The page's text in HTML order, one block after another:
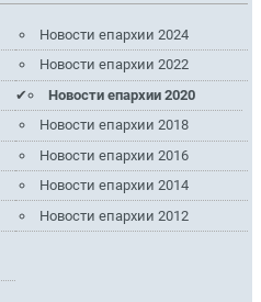
Новости епархии 2024
Новости епархии 2022
Новости епархии 2020
Новости епархии 2018
Новости епархии 2016
Новости епархии 2014
Новости епархии 2012